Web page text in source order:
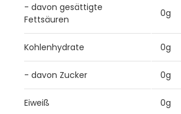
- davon gesättigte
Fettsäuren
0g
Kohlenhydrate 0g
- davon Zucker 0g
Eiweiß 0g